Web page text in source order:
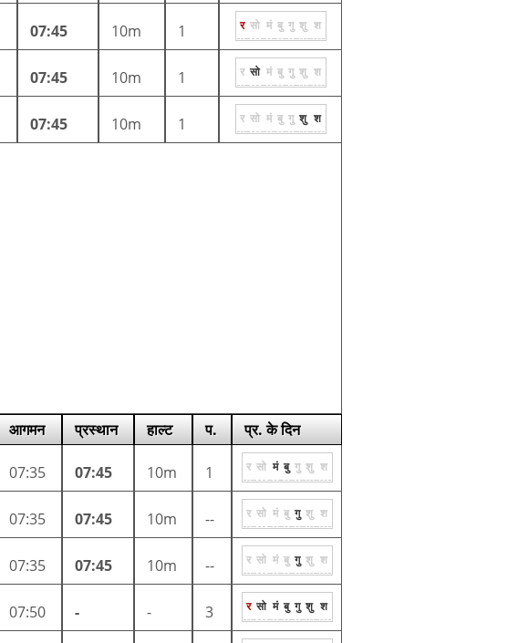
07:45 10m 1 र सो मं बु गु शु श
07:45 10m 1 र सो मं बु गु शु श
07:45 10m 1 र सो मं बु गु शु श
आगमन प्रस्थान हाल्ट प. प्र. के दिन
07:35 07:45 10m 1 र सो मं बु गु शु श
07:35 07:45 10m -- र सो मं बु गु शु श
07:35 07:45 10m -- र सो मं बु गु शु श
07:50 - - 3 र सो मं बु गु शु श